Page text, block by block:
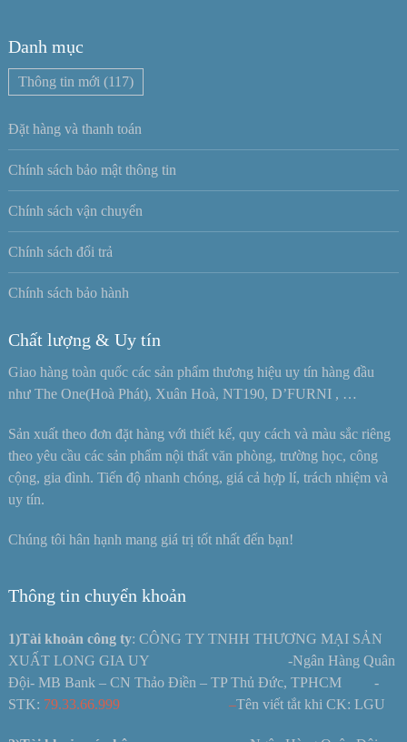
Danh mục
Thông tin mới (117)
Đặt hàng và thanh toán
Chính sách bảo mật thông tin
Chính sách vận chuyển
Chính sách đổi trả
Chính sách bảo hành
Chất lượng & Uy tín
Giao hàng toàn quốc các sản phẩm thương hiệu uy tín hàng đầu
như The One(Hoà Phát), Xuân Hoà, NT190, D’FURNI , …
Sản xuất theo đơn đặt hàng với thiết kế, quy cách và màu sắc riêng
theo yêu cầu các sản phẩm nội thất văn phòng, trường học, công
cộng, gia đình. Tiến độ nhanh chóng, giá cả hợp lí, trách nhiệm và
uy tín.
Chúng tôi hân hạnh mang giá trị tốt nhất đến bạn!
Thông tin chuyển khoản
1)Tài khoản công ty: CÔNG TY TNHH THƯƠNG MẠI SẢN
XUẤT LONG GIA UY -Ngân Hàng Quân
Đội- MB Bank – CN Thảo Điền – TP Thủ Đức, TPHCM -
STK: 79.33.66.999 –Tên viết tắt khi CK: LGU